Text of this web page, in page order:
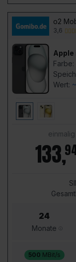
o2
3,6
Apple
Farbe:
Wert:
einmalig
133,
24
Monate
500 MBit/s